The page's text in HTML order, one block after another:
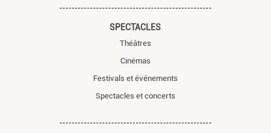
SPECTACLES
Théâtres
Cinémas
Festivals et événements
Spectacles et concerts